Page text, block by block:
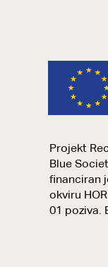
Projekt
Blue
financiran
okviru
01 poziva.